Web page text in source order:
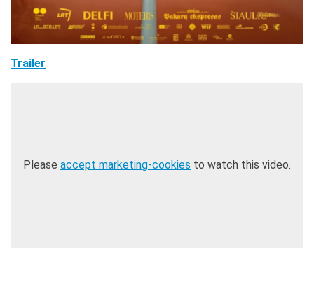
Trailer
Please accept marketing-cookies to watch this video.